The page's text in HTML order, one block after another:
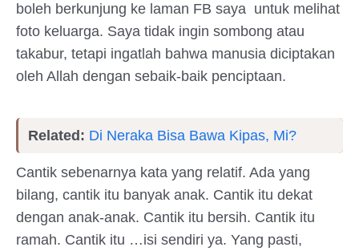
boleh berkunjung ke laman FB saya untuk melihat
foto keluarga. Saya tidak ingin sombong atau
takabur, tetapi ingatlah bahwa manusia diciptakan
oleh Allah dengan sebaik-baik penciptaan.
Related: Di Neraka Bisa Bawa Kipas, Mi?
Cantik sebenarnya kata yang relatif. Ada yang
bilang, cantik itu banyak anak. Cantik itu dekat
dengan anak-anak. Cantik itu bersih. Cantik itu
ramah. Cantik itu …isi sendiri ya. Yang pasti,